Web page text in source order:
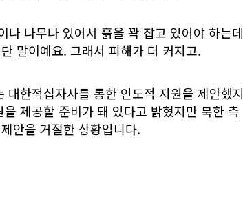
나 나무나 있어서 흙을 꽉 잡고 있어야 하는데
말이예요. 그래서 피해가 더 커지고.
한적십자사를 통한 인도적 지원을 제안했지
제공할 준비가 돼 있다고 밝혔지만 북한 측
안을 거절한 상황입니다.